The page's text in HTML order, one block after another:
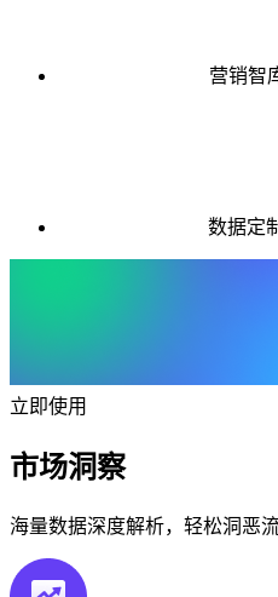
营销智
数据定
立即使用
市场洞察
海量数据深度解析，轻松洞恶